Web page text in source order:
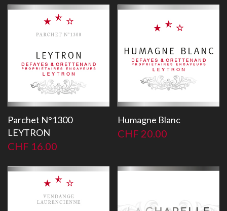
Parchet N°1300
LEYTRON
CHF 16.00
Humagne Blanc
CHF 20.00